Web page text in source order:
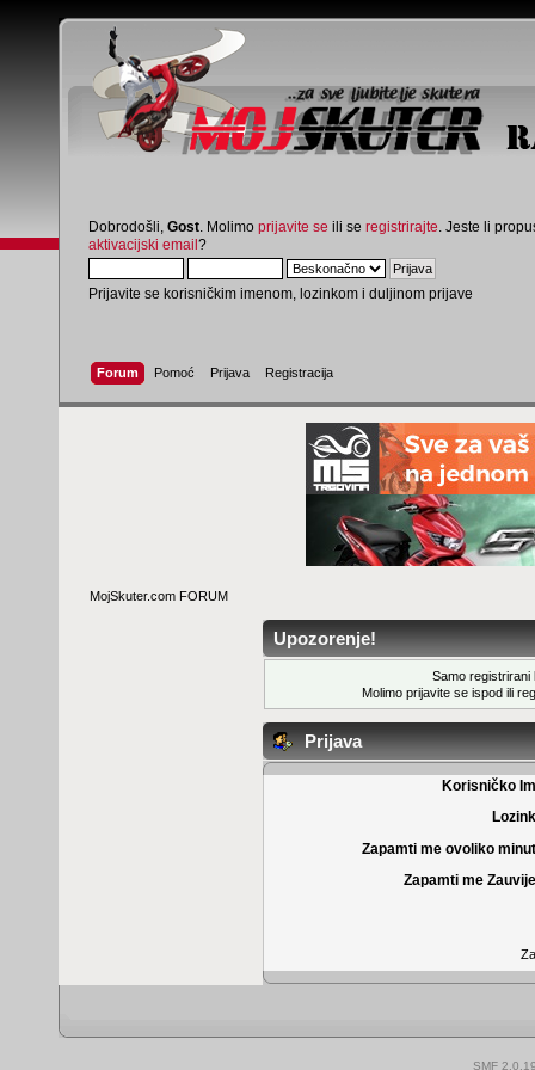
Dobrodošli, Gost . Molimo prijavite se ili se registrirajte . Jeste li
aktivacijski email?
Prijavite se korisničkim imenom, lozinkom i duljinom prijave
Forum Pomoć Prijava Registracija
MojSkuter.com FORUM
Upozorenje!
Samo registrirani
Molimo prijavite se ispod ili
Prijava
Korisničko
Zapamti me ovoliko
Zapamti me
SMF